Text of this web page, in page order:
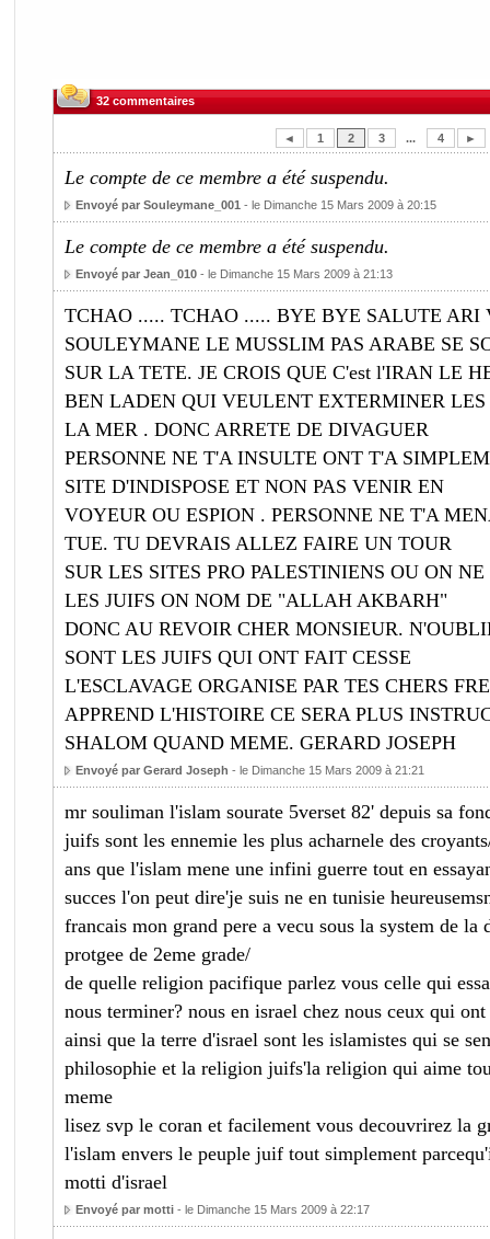
32 commentaires
◄ 1 2 3 ... 4 ►
Le compte de ce membre a été suspendu.
Envoyé par Souleymane_001 - le Dimanche 15 Mars 2009 à 20:15
Le compte de ce membre a été suspendu.
Envoyé par Jean_010- le Dimanche 15 Mars 2009 à 21:13
TCHAO ..... TCHAO ..... BYE BYE SALUTE ARI
SOULEYMANE LE MUSSLIM PAS ARABE SE
SUR LA TETE. JE CROIS QUE C'est l'IRAN LE
BEN LADEN QUI VEULENT EXTERMINER LES
LA MER . DONC ARRETE DE DIVAGUER
PERSONNE NE T'A INSULTE ONT T'A
SITE D'INDISPOSE ET NON PAS VENIR EN
VOYEUR OU ESPION . PERSONNE NE T'A
TUE. TU DEVRAIS ALLEZ FAIRE UN TOUR
SUR LES SITES PRO PALESTINIENS OU ON
LES JUIFS ON NOM DE "ALLAH AKBARH"
DONC AU REVOIR CHER MONSIEUR.
SONT LES JUIFS QUI ONT FAIT CESSE
L'ESCLAVAGE ORGANISE PAR TES CHERS
APPREND L'HISTOIRE CE SERA PLUS
SHALOM QUAND MEME. GERARD JOSEPH
Envoyé par Gerard Joseph - le Dimanche 15 Mars 2009 à 21:21
mr souliman l'islam sourate 5verset 82' depuis sa
juifs sont les ennemie les plus acharnele des
ans que l'islam mene une infini guerre tout en
succes l'on peut dire'je suis ne en tunisie
francais mon grand pere a vecu sous la system de la
protgee de 2eme grade/
de quelle religion pacifique parlez vous celle qui
nous terminer? nous en israel chez nous ceux qui
ainsi que la terre d'israel sont les islamistes qui se
philosophie et la religion juifs'la religion qui aime
meme
lisez svp le coran et facilement vous decouvrirez la
l'islam envers le peuple juif tout simplement
motti d'israel
Envoyé par motti- le Dimanche 15 Mars 2009 à 22:17